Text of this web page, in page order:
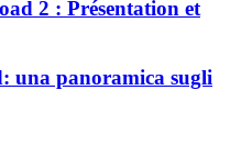
2 : Présentation et
una panoramica sugli